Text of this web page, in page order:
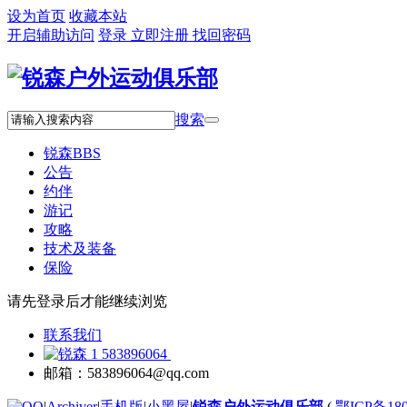
设为首页 收藏本站
开启辅助访问 登录 立即注册 找回密码
搜索
锐森BBS
公告
约伴
游记
攻略
技术及装备
保险
请先登录后才能继续浏览
联系我们
583896064
邮箱：583896064@qq.com